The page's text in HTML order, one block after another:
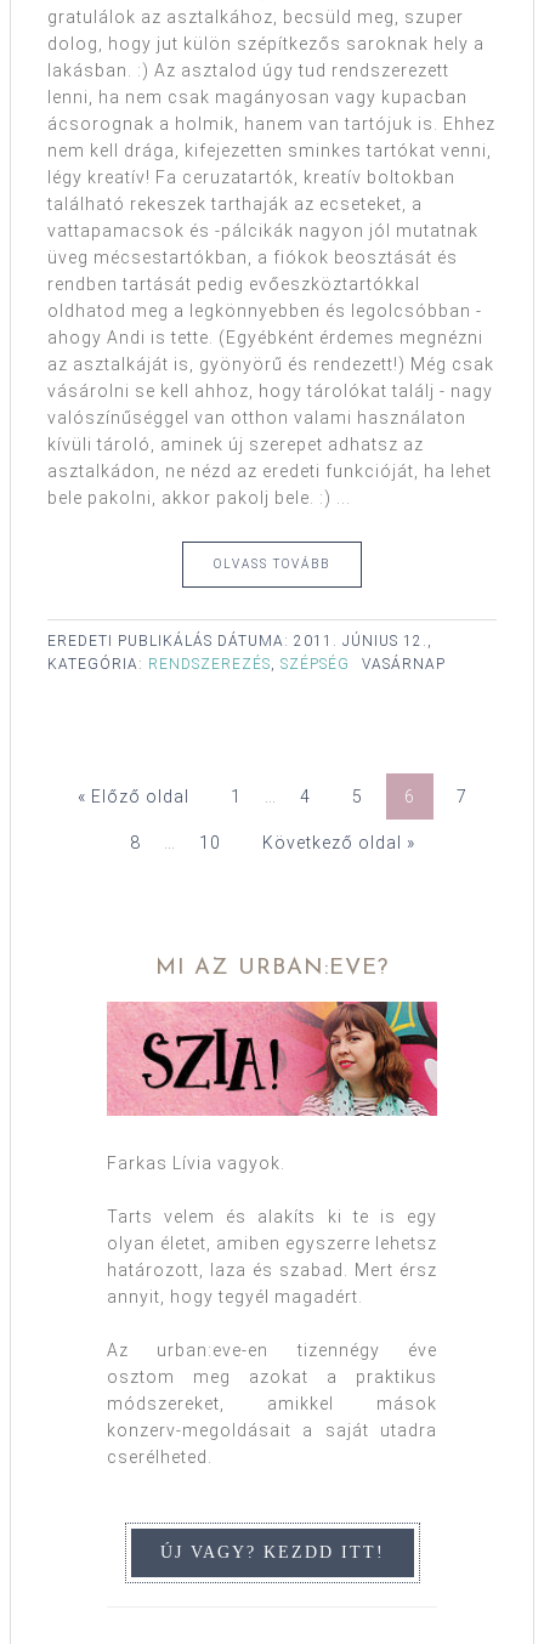
gratulálok az asztalkához, becsüld meg, szuper
dolog, hogy jut külön szépítkezős saroknak hely a
lakásban. :) Az asztalod úgy tud rendszerezett
lenni, ha nem csak magányosan vagy kupacban
ácsorognak a holmik, hanem van tartójuk is. Ehhez
nem kell drága, kifejezetten sminkes tartókat venni,
légy kreatív! Fa ceruzatartók, kreatív boltokban
található rekeszek tarthaják az ecseteket, a
vattapamacsok és -pálcikák nagyon jól mutatnak
üveg mécsestartókban, a fiókok beosztását és
rendben tartását pedig evőeszköztartókkal
oldhatod meg a legkönnyebben és legolcsóbban -
ahogy Andi is tette. (Egyébként érdemes megnézni
az asztalkáját is, gyönyörű és rendezett!) Még csak
vásárolni se kell ahhoz, hogy tárolókat találj - nagy
valószínűséggel van otthon valami használaton
kívüli tároló, aminek új szerepet adhatsz az
asztalkádon, ne nézd az eredeti funkcióját, ha lehet
bele pakolni, akkor pakolj bele. :) ...
OLVASS TOVÁBB
EREDETI PUBLIKÁLÁS DÁTUMA: 2011. JÚNIUS 12.,
VASÁRNAP
KATEGÓRIA: RENDSZEREZÉS, SZÉPSÉG
« Előző oldal 1 4 5 6 7
8 10 Következő oldal »
MI AZ URBAN:EVE?
Farkas Lívia vagyok.
Tarts velem és alakíts ki te is egy
olyan életet, amiben egyszerre lehetsz
határozott, laza és szabad. Mert érsz
annyit, hogy tegyél magadért.
Az urban:eve-en tizennégy éve
osztom meg azokat a praktikus
módszereket, amikkel mások
konzerv-megoldásait a saját utadra
cserélheted.